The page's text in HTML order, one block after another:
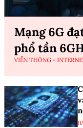
Mạng 6G
phổ tần
VIỄN THÔNG -